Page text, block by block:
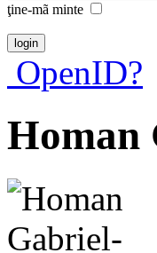
ţine-mã minte
OpenID?
Homan